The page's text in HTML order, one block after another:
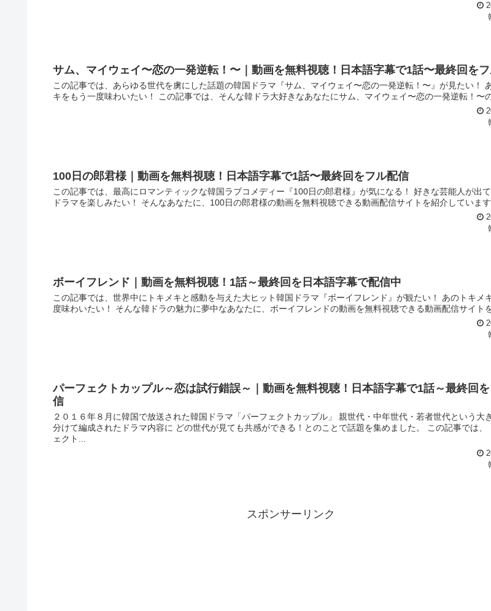
サム、マイウェイ〜恋の一発逆転！〜｜動画を無料視聴！日本語字幕で1話〜最終回を
この記事では、あらゆる世代を虜にした話題の韓国ドラマ『サム、マイウェイ〜恋の一発逆転！〜』が見たい！
キをもう一度味わいたい！ この記事では、そんな韓ドラ大好きなあなたにサム、マイウェイ〜恋の一発逆転！〜
100日の郎君様｜動画を無料視聴！日本語字幕で1話〜最終回をフル配信
この記事では、最高にロマンティックな韓国ラブコメディー『100日の郎君様』が気になる！ 好きな芸能人が出
ドラマを楽しみたい！ そんなあなたに、100日の郎君様の動画を無料視聴できる動画配信サイトを紹介しています
ボーイフレンド｜動画を無料視聴！1話～最終回を日本語字幕で配信中
この記事では、世界中にトキメキと感動を与えた大ヒット韓国ドラマ『ボーイフレンド』が観たい！ あのトキメ
度味わいたい！ そんな韓ドラの魅力に夢中なあなたに、ボーイフレンドの動画を無料視聴できる動画配信サイト
パーフェクトカップル～恋は試行錯誤～｜動画を無料視聴！日本語字幕で1話～最終回
信
２０１６年８月に韓国で放送された韓国ドラマ「パーフェクトカップル」 親世代・中年世代・若者世代という大
分けて編成されたドラマ内容に どの世代が見ても共感ができる！とのことで話題を集めました。 この記事では、
ェクト...
スポンサーリンク